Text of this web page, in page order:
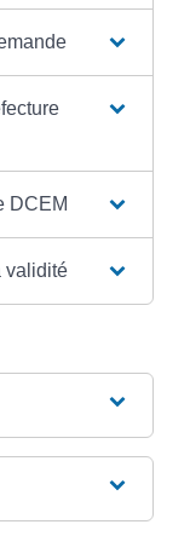
DCEM
validité